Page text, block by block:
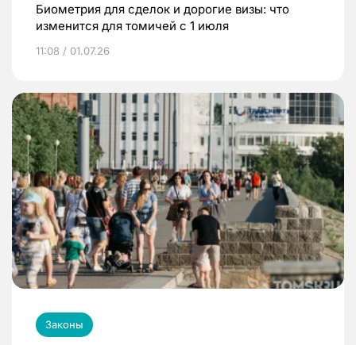
Биометрия для сделок и дорогие визы: что
изменится для томичей с 1 июля
11:08 / 01.07.26
Законы